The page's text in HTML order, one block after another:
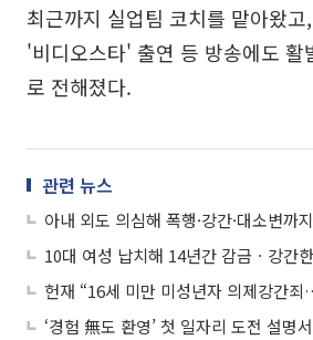
최근까지 실업팀 코치를 맡아왔
'비디오스타' 출연 등 방송에도 활
로 전해졌다.
관련 뉴스
헌재 “16세 미만 미성년자 의제강간
‘경험 無도 환영’ 첫 일자리 도전 설명서